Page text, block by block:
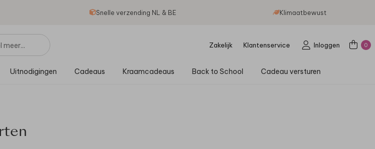
Snelle verzending NL & BE Klimaatbewust
Zakelijk Klantenservice Inloggen 0
Uitnodigingen Cadeaus Kraamcadeaus Back to School Cadeau versturen